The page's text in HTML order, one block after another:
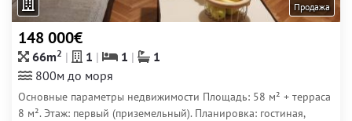
Продажа
148 000€
66m2 1 1
1
800м до моря
Основные параметры недвижимости Площадь: 58 м² + терраса
8 м². Этаж: первый (приземельный). Планировка: гостиная,